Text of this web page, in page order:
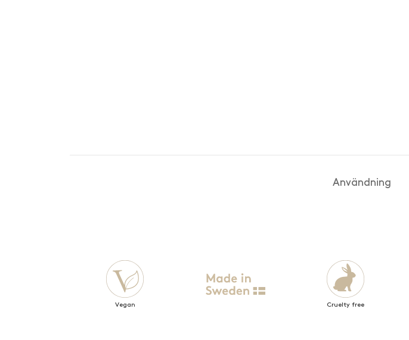
Användning
Vegan Cruelty free